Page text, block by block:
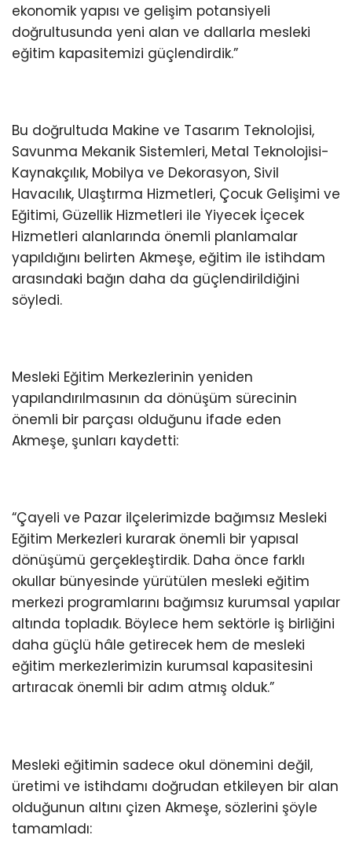
ekonomik yapısı ve gelişim potansiyeli
doğrultusunda yeni alan ve dallarla mesleki
eğitim kapasitemizi güçlendirdik.”
Bu doğrultuda Makine ve Tasarım Teknolojisi,
Savunma Mekanik Sistemleri, Metal Teknolojisi-
Kaynakçılık, Mobilya ve Dekorasyon, Sivil
Havacılık, Ulaştırma Hizmetleri, Çocuk Gelişimi ve
Eğitimi, Güzellik Hizmetleri ile Yiyecek İçecek
Hizmetleri alanlarında önemli planlamalar
yapıldığını belirten Akmeşe, eğitim ile istihdam
arasındaki bağın daha da güçlendirildiğini
söyledi.
Mesleki Eğitim Merkezlerinin yeniden
yapılandırılmasının da dönüşüm sürecinin
önemli bir parçası olduğunu ifade eden
Akmeşe, şunları kaydetti:
“Çayeli ve Pazar ilçelerimizde bağımsız Mesleki
Eğitim Merkezleri kurarak önemli bir yapısal
dönüşümü gerçekleştirdik. Daha önce farklı
okullar bünyesinde yürütülen mesleki eğitim
merkezi programlarını bağımsız kurumsal yapılar
altında topladık. Böylece hem sektörle iş birliğini
daha güçlü hâle getirecek hem de mesleki
eğitim merkezlerimizin kurumsal kapasitesini
artıracak önemli bir adım atmış olduk.”
Mesleki eğitimin sadece okul dönemini değil,
üretimi ve istihdamı doğrudan etkileyen bir alan
olduğunun altını çizen Akmeşe, sözlerini şöyle
tamamladı: